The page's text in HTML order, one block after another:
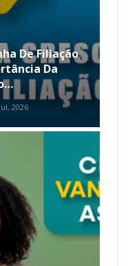
De Filiação
Da
2026